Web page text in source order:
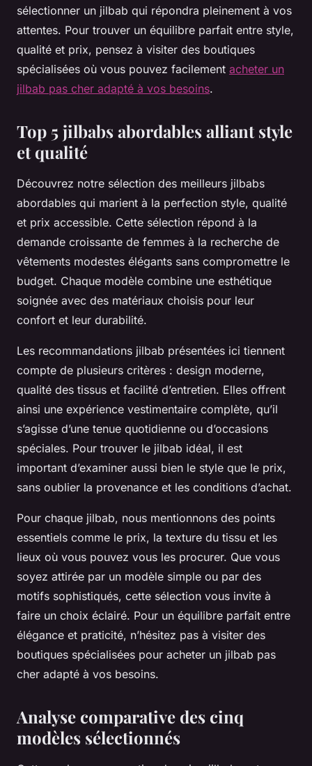
sélectionner un jilbab qui répondra pleinement à vos
attentes. Pour trouver un équilibre parfait entre style,
qualité et prix, pensez à visiter des boutiques
spécialisées où vous pouvez facilement acheter un
jilbab pas cher adapté à vos besoins.
Top 5 jilbabs abordables alliant style
et qualité
Découvrez notre sélection des meilleurs jilbabs
abordables qui marient à la perfection style, qualité
et prix accessible. Cette sélection répond à la
demande croissante de femmes à la recherche de
vêtements modestes élégants sans compromettre le
budget. Chaque modèle combine une esthétique
soignée avec des matériaux choisis pour leur
confort et leur durabilité.
Les recommandations jilbab présentées ici tiennent
compte de plusieurs critères : design moderne,
qualité des tissus et facilité d’entretien. Elles offrent
ainsi une expérience vestimentaire complète, qu’il
s’agisse d’une tenue quotidienne ou d’occasions
spéciales. Pour trouver le jilbab idéal, il est
important d’examiner aussi bien le style que le prix,
sans oublier la provenance et les conditions d’achat.
Pour chaque jilbab, nous mentionnons des points
essentiels comme le prix, la texture du tissu et les
lieux où vous pouvez vous les procurer. Que vous
soyez attirée par un modèle simple ou par des
motifs sophistiqués, cette sélection vous invite à
faire un choix éclairé. Pour un équilibre parfait entre
élégance et praticité, n’hésitez pas à visiter des
boutiques spécialisées pour acheter un jilbab pas
cher adapté à vos besoins.
Analyse comparative des cinq
modèles sélectionnés